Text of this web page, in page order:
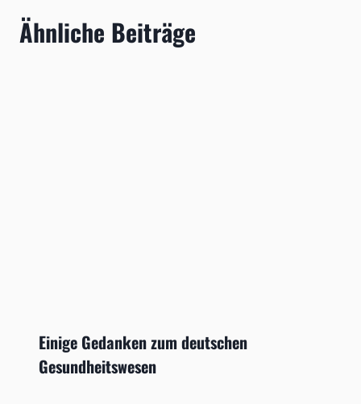
Ähnliche Beiträge
Einige Gedanken zum deutschen
Gesundheitswesen